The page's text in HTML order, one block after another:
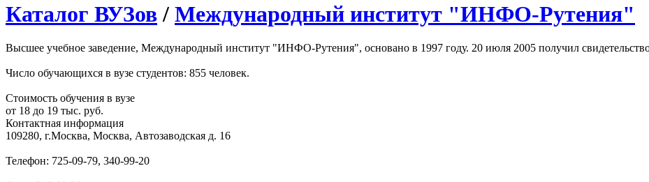
Каталог ВУЗов / Международный институт "ИНФО-Рутения"
Высшее учебное заведение, Международный институт "ИНФО-Рутения", основано в 1997 году. 20 июля 2005 получил свидетельство
Число обучающихся в вузе студентов: 855 человек.
Стоимость обучения в вузе
от 18 до 19 тыс. руб.
Контактная информация
109280, г.Москва, Москва, Автозаводская д. 16
Телефон: 725-09-79, 340-99-20